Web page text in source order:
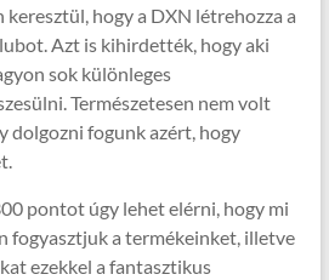
hogy a DXN létrehozza a
Azt is kihirdették, hogy aki
sok különleges
Természetesen nem volt
dolgozni fogunk azért, hogy
pontot úgy lehet elérni, hogy mi
fogyasztjuk a termékeinket, illetve
ezekkel a fantasztikus